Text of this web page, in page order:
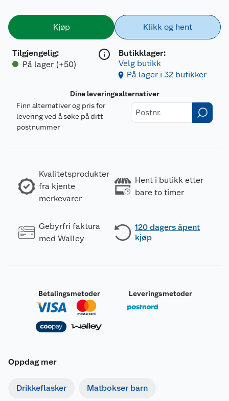
Kjøp
Tilgjengelig:
På lager (+50)
Klikk og hent
Butikklager:
Velg butikk
På lager i 32 butikker
Dine leveringsalternativer
Finn alternativer og pris for
levering ved å søke på ditt
postnummer
Kvalitetsprodukter
fra kjente
merkevarer
Hent i butikk etter
bare to timer
Gebyrfri faktura
med Walley
120 dagers åpent
kjøp
Betalingsmetoder Leveringsmetoder
Oppdag mer
Drikkeflasker Matbokser barn